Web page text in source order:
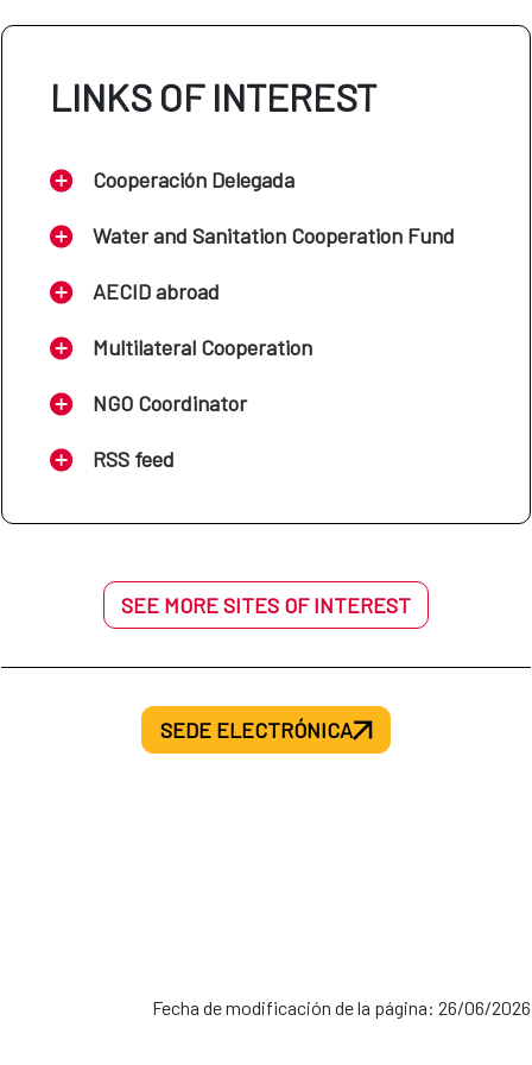
LINKS OF INTEREST
Cooperación Delegada
Water and Sanitation Cooperation Fund
AECID abroad
Multilateral Cooperation
NGO Coordinator
RSS feed
SEE MORE SITES OF INTEREST
SEDE ELECTRÓNICA
Fecha de modificación de la página: 26/06/2026